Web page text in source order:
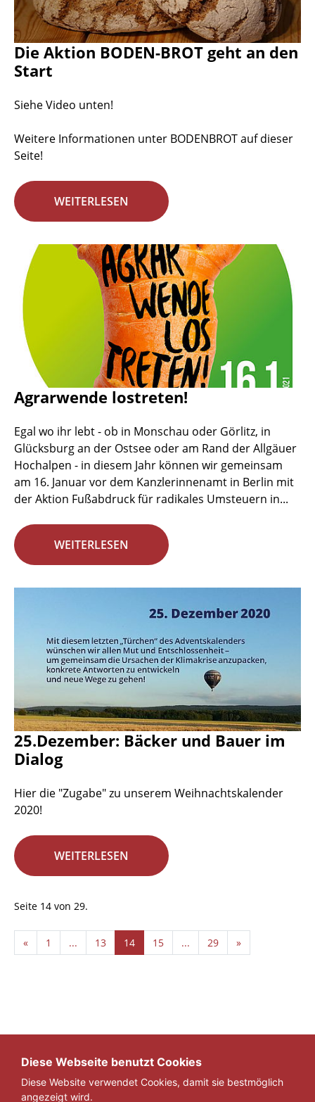
Die Aktion BODEN-BROT geht an den
Start
Siehe Video unten!
Weitere Informationen unter BODENBROT auf dieser
Seite!
WEITERLESEN
Agrarwende lostreten!
Egal wo ihr lebt - ob in Monschau oder Görlitz, in
Glücksburg an der Ostsee oder am Rand der Allgäuer
Hochalpen - in diesem Jahr können wir gemeinsam
am 16. Januar vor dem Kanzlerinnenamt in Berlin mit
der Aktion Fußabdruck für radikales Umsteuern in...
WEITERLESEN
25.Dezember: Bäcker und Bauer im
Dialog
Hier die "Zugabe" zu unserem Weihnachtskalender
2020!
WEITERLESEN
Seite 14 von 29.
« 1 ... 13 14 15 ... 29 »
Diese Webseite benutzt Cookies
Diese Website verwendet Cookies, damit sie bestmöglich
angezeigt wird.